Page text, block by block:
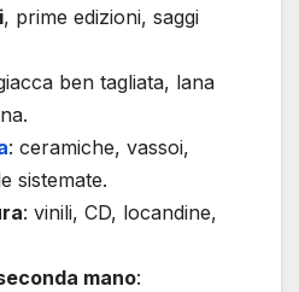
, prime edizioni, saggi
ben tagliata, lana
: ceramiche, vassoi,
sistemate.
: vinili, CD, locandine,
mano: